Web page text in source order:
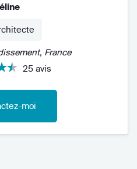
France
25 avis
moi